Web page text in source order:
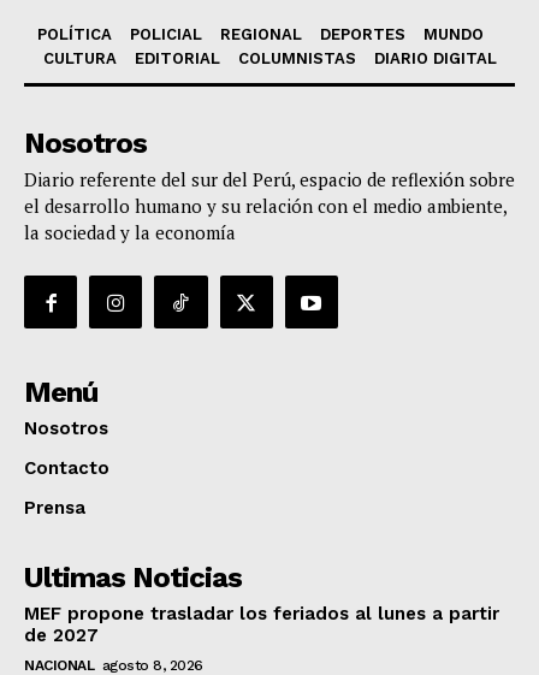
POLÍTICA POLICIAL REGIONAL DEPORTES
MUNDO
CULTURA
EDITORIAL COLUMNISTAS DIARIO DIGITAL
Nosotros
Diario referente del sur del Perú, espacio de reflexión sobre
el desarrollo humano y su relación con el medio ambiente,
la sociedad y la economía
Menú
Nosotros
Contacto
Prensa
Ultimas Noticias
MEF propone trasladar los feriados al lunes a partir
de 2027
NACIONAL agosto 8, 2026